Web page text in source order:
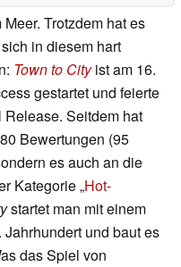
Trotzdem hat es
in diesem hart
Town to Cityist am 16.
gestartet und feierte
Seitdem hat
Bewertungen (95
es auch an die
Kategorie „Hot-
startet man mit einem
und baut es
das Spiel von